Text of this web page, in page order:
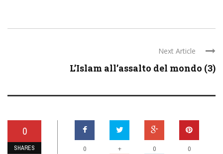
Next Article
L’Islam all’assalto del mondo (3)
0
SHARES 0 + 0 0